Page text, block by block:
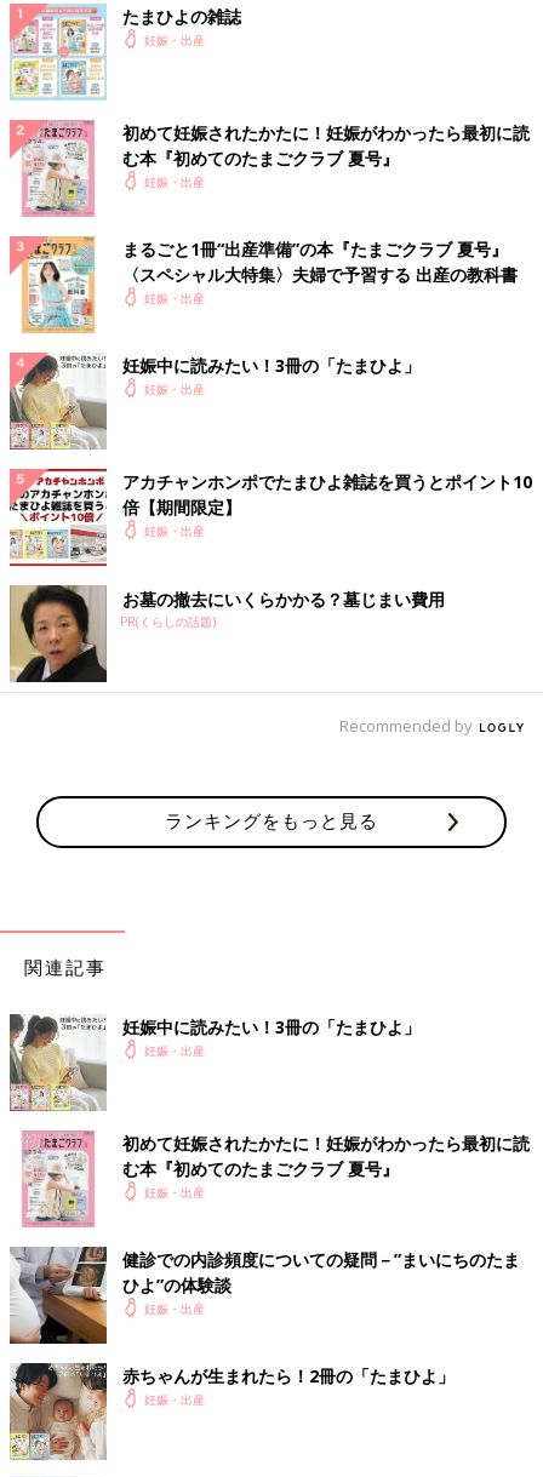
たまひよの雑誌
妊娠・出産
初めて妊娠されたかたに！妊娠がわかったら最初に読
む本『初めてのたまごクラブ 夏号』
妊娠・出産
まるごと1冊“出産準備”の本『たまごクラブ 夏号』
〈スペシャル大特集〉夫婦で予習する 出産の教科書
妊娠・出産
妊娠中に読みたい！3冊の「たまひよ」
妊娠・出産
アカチャンホンポでたまひよ雑誌を買うとポイント10
倍【期間限定】
妊娠・出産
お墓の撤去にいくらかかる？墓じまい費用
PR(くらしの話題)
Recommended by
ランキングをもっと見る
関連記事
妊娠中に読みたい！3冊の「たまひよ」
妊娠・出産
初めて妊娠されたかたに！妊娠がわかったら最初に読
む本『初めてのたまごクラブ 夏号』
妊娠・出産
健診での内診頻度についての疑問－”まいにちのたま
ひよ”の体験談
妊娠・出産
赤ちゃんが生まれたら！2冊の「たまひよ」
妊娠・出産